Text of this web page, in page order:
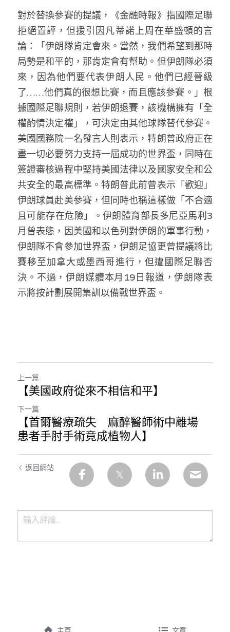
對於替換參賽的提議，《金融時報》指國際足聯
拒絕置評，但援引因凡蒂諾上周在華盛頓的言
論：「伊朗隊肯定會來。當然，我們希望到那時
局勢是和平的，那肯定會有幫助。但伊朗隊必須
來，因為他們要代表伊朗人民。他們已經晉級
了……他們真的很想比賽，而且應該參賽。」根
據國際足聯規則，若伊朗退賽，該機構擁有「全
權酌情決定權」，可決定由其他球隊替代參賽。
美國國務院一名發言人則表示，特朗普政府正在
盡一切必要努力支持一屆成功的世界盃，同時在
簽證審核過程中堅持美國法律以及國家安全和公
共安全的最高標準。特朗普此前曾表示「歡迎」
伊朗球員赴美參賽，但同時也稱這樣做「不合適
且可能存在危險」。伊朗體育部長多尼亞馬利3
月曾表態，因美國和以色列對伊朗的軍事行動，
伊朗隊不會參加世界盃，伊朗足協更曾提議將比
賽移至加拿大或墨西哥進行，但遭國際足聯否
決。不過，伊朗媒體本月19日報道，伊朗隊表
示將按計劃展開集訓以備戰世界盃。
上一篇
【美國政府從來不相信和平】
下一篇
【首爾醫療疏失 麻醉醫師術中離場
患者手肘手術竟成植物人】
返回網站